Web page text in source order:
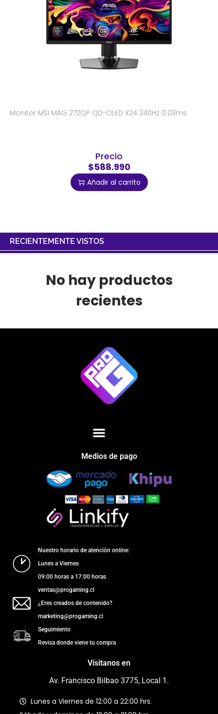
Monitor MSI MAG 272QP QD-OLED X24 240Hz 0.03ms
Precio
$588.990
Añadir al carrito
RECIENTEMENTE VISTOS
No hay productos
recientes
Medios de pago
Nuestro horario de atención online:
Lunes a Viernes
09:00 horas a 17:00 horas
ventas@progaming.cl
¿Eres creados de contenido?
marketing@progaming.cl
Seguimiento
Revisa donde viene tu compra
Vísitanos en
Av. Francisco Bilbao 3775, Local 1.
Lunes a Viernes de 12:00 a 22:00 hrs.